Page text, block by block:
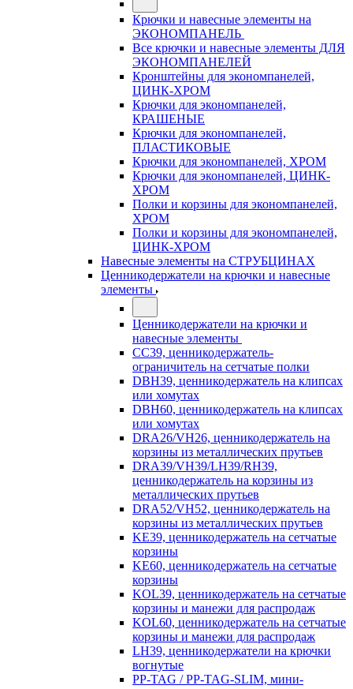
Крючки и навесные элементы на
ЭКОНОМПАНЕЛЬ
Все крючки и навесные элементы ДЛЯ
ЭКОНОМПАНЕЛЕЙ
Кронштейны для экономпанелей,
ЦИНК-ХРОМ
Крючки для экономпанелей,
КРАШЕНЫЕ
Крючки для экономпанелей,
ПЛАСТИКОВЫЕ
Крючки для экономпанелей, ХРОМ
Крючки для экономпанелей, ЦИНК-
ХРОМ
Полки и корзины для экономпанелей,
ХРОМ
Полки и корзины для экономпанелей,
ЦИНК-ХРОМ
Навесные элементы на СТРУБЦИНАХ
Ценникодержатели на крючки и навесные
элементы
Ценникодержатели на крючки и
навесные элементы
CC39, ценникодержатель-
ограничитель на сетчатые полки
DBH39, ценникодержатель на клипсах
или хомутах
DBH60, ценникодержатель на клипсах
или хомутах
DRA26/VH26, ценникодержатель на
корзины из металлических прутьев
DRA39/VH39/LH39/RH39,
ценникодержатель на корзины из
металлических прутьев
DRA52/VH52, ценникодержатель на
корзины из металлических прутьев
KE39, ценникодержатель на сетчатые
корзины
KE60, ценникодержатель на сетчатые
корзины
KOL39, ценникодержатель на сетчатые
корзины и манежи для распродаж
KOL60, ценникодержатель на сетчатые
корзины и манежи для распродаж
LH39, ценникодержатели на крючки
вогнутые
PP-TAG / PP-TAG-SLIM, мини-